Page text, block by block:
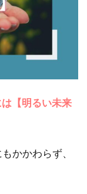
【明るい未来
かかわらず、